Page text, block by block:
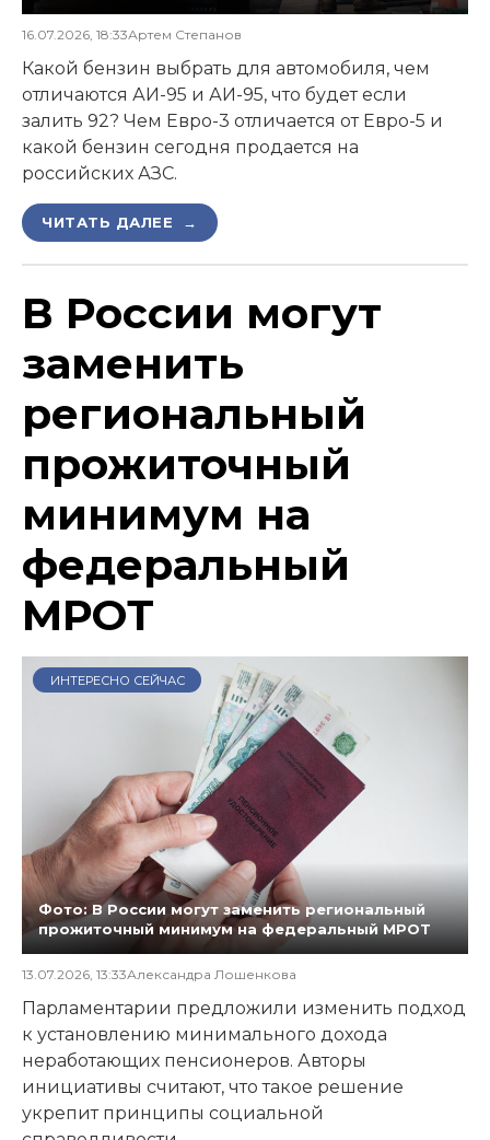
16.07.2026, 18:33Артем Степанов
Какой бензин выбрать для автомобиля, чем
отличаются АИ-95 и АИ-95, что будет если
залить 92? Чем Евро-3 отличается от Евро-5 и
какой бензин сегодня продается на
российских АЗС.
ЧИТАТЬ ДАЛЕЕ →
В России могут
заменить
региональный
прожиточный
минимум на
федеральный
МРОТ
ИНТЕРЕСНО СЕЙЧАС
Фото: В России могут заменить региональный
прожиточный минимум на федеральный МРОТ
13.07.2026, 13:33Александра Лошенкова
Парламентарии предложили изменить подход
к установлению минимального дохода
неработающих пенсионеров. Авторы
инициативы считают, что такое решение
укрепит принципы социальной